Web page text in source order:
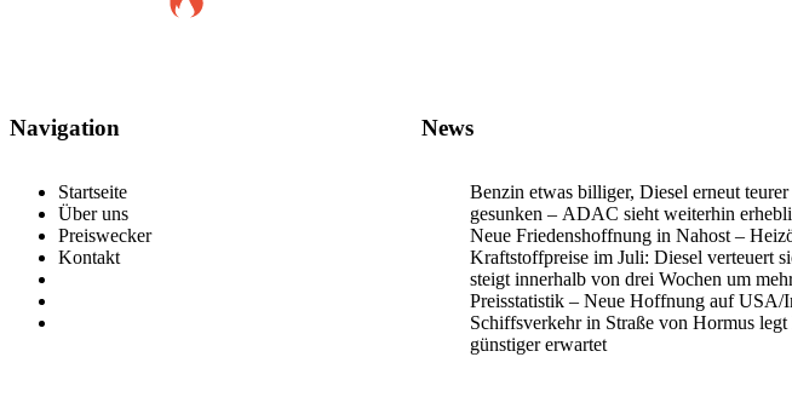
Navigation
Startseite
Über uns
Preiswecker
Kontakt
News
Benzin etwas billiger, Diesel erneut
gesunken – ADAC sieht weiterhin
Neue Friedenshoffnung in Nahost –
Kraftstoffpreise im Juli: Diesel verteuert
steigt innerhalb von drei Wochen um
Preisstatistik – Neue Hoffnung auf USA/
Schiffsverkehr in Straße von Hormus
günstiger erwartet